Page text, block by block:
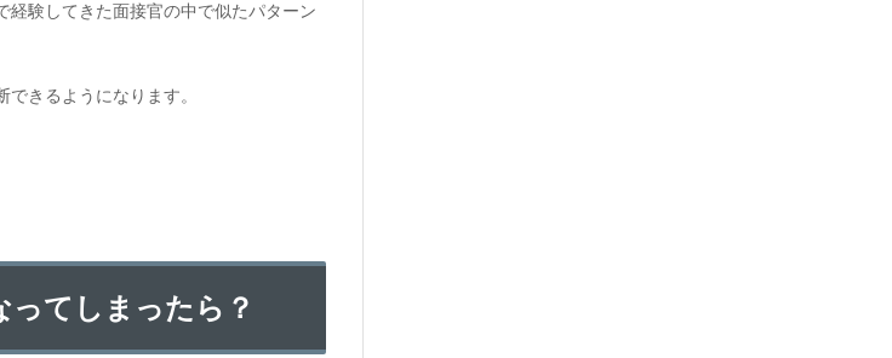
験してきた面接官の中で似たパターン
きるようになります。
ってしまったら？